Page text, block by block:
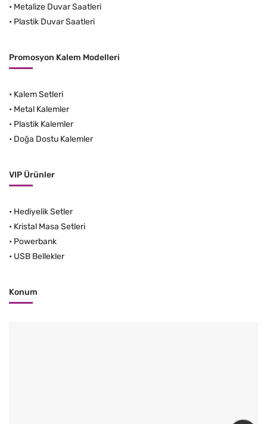
• Metalize Duvar Saatleri
• Plastik Duvar Saatleri
Promosyon Kalem Modelleri
• Kalem Setleri
• Metal Kalemler
• Plastik Kalemler
• Doğa Dostu Kalemler
VIP Ürünler
• Hediyelik Setler
• Kristal Masa Setleri
• Powerbank
• USB Bellekler
Konum